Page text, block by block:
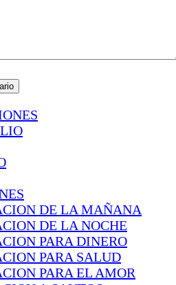
DE LA MAÑANA
DE LA NOCHE
PARA DINERO
PARA SALUD
PARA EL AMOR